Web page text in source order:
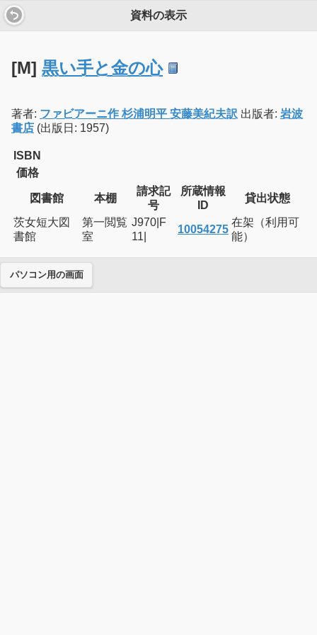
資料の表示
[M] 黒い手と金の心
著者: ファビアーニ作 杉浦明平 安藤美紀夫訳 出版者: 岩波
書店 (出版日: 1957)
ISBN
価格
図書館 本棚
請求記
号
所蔵情報
ID
貸出状態
茨女短大図
書館
第一閲覧
室
J970|F
11|
10054275
在架（利用可
能）
パソコン用の画面